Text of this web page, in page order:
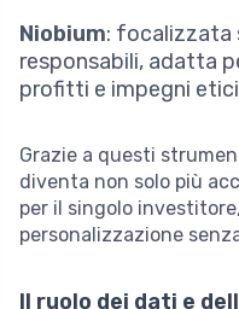
Niobium: focalizzata
responsabili, adatta
profitti e impegni
Grazie a questi
diventa non solo più
per il singolo
personalizzazione
Il ruolo dei dati e